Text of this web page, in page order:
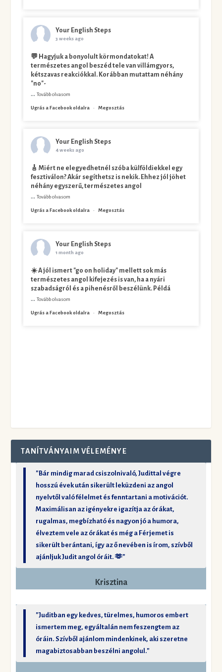
Your English Steps
3 weeks ago
💬 Hagyjuk a bonyolult körmondatokat! A
természetes angol beszéd tele van villámgyors,
kétszavas reakciókkal. Korábban mutattam néhány
"no"-
...Tovább olvasom
Ugrás a Facebook oldalra · Megosztás
Your English Steps
4 weeks ago
🎸 Miért ne elegyedhetnél szóba külföldiekkel egy
fesztiválon? Akár segíthetsz is nekik. Ehhez jól jöhet
néhány egyszerű, természetes angol
...Tovább olvasom
Ugrás a Facebook oldalra · Megosztás
Your English Steps
1 month ago
☀️ A jól ismert "go on holiday" mellett sok más
természetes angol kifejezés is van, ha a nyári
szabadságról és a pihenésről beszélünk. Példá
...Tovább olvasom
Ugrás a Facebook oldalra · Megosztás
TANÍTVÁNYAIM VÉLEMÉNYE
"Bár mindig marad csiszolnivaló, Judittal végre
hosszú évek után sikerült leküzdeni az angol
nyelvtől való félelmet és fenntartani a motivációt.
Maximálisan az igényekre igazítja az órákat,
rugalmas, megbízható és nagyon jó a humora,
élveztem vele az órákat és még a Férjemet is
sikerült berántani, így az ő nevében is írom, szívből
ajánljuk Judit angol óráit. 🫶"
Krisztina
"Juditban egy kedves, türelmes, humoros embert
ismertem meg, egyáltalán nem feszengtem az
óráin. Szívből ajánlom mindenkinek, aki szeretne
magabiztosabban beszélni angolul."